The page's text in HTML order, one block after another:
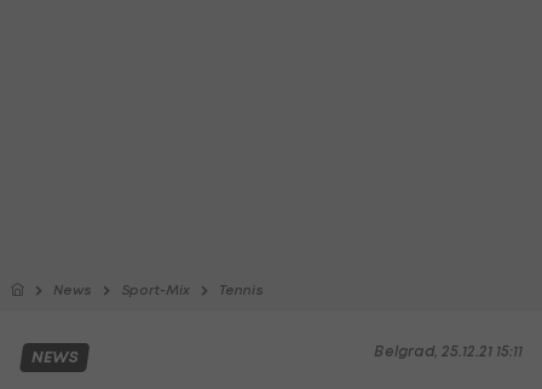
News Sport-Mix Tennis
Belgrad, 25.12.21 15:11
NEWS